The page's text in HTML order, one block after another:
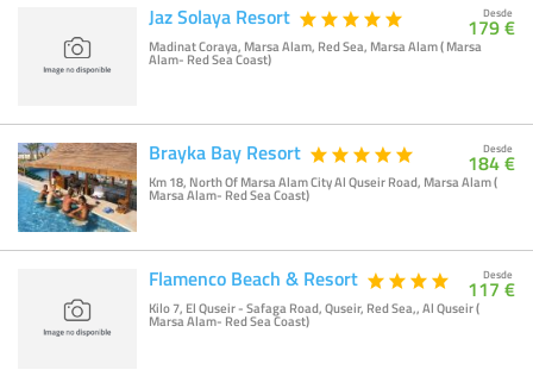
Jaz Solaya Resort
Madinat Coraya, Marsa Alam, Red Sea, Marsa Alam ( Marsa
Alam- Red Sea Coast)
Desde
179 €
Brayka Bay Resort
Km 18, North Of Marsa Alam City Al Quseir Road, Marsa Alam (
Marsa Alam- Red Sea Coast)
Desde
184 €
Flamenco Beach & Resort
Kilo 7, El Quseir - Safaga Road, Quseir, Red Sea,, Al Quseir (
Marsa Alam- Red Sea Coast)
Desde
117 €